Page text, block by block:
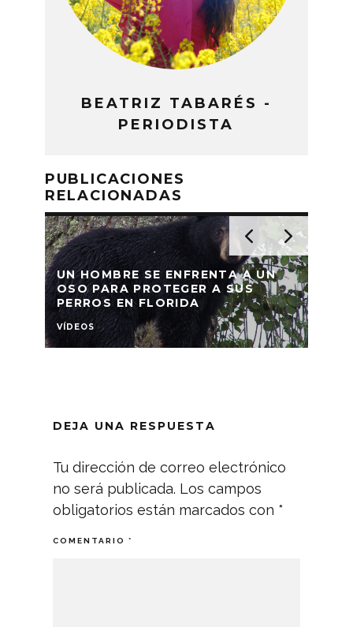
BEATRIZ TABARÉS -
PERIODISTA
PUBLICACIONES
RELACIONADAS
UN HOMBRE SE ENFRENTA A UN
OSO PARA PROTEGER A SUS
PERROS EN FLORIDA
VÍDEOS
DEJA UNA RESPUESTA
Tu dirección de correo electrónico
no será publicada. Los campos
obligatorios están marcados con *
COMENTARIO *